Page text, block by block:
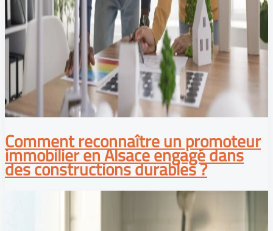
Comment reconnaître un promoteur
immobilier en Alsace engagé dans
des constructions durables ?